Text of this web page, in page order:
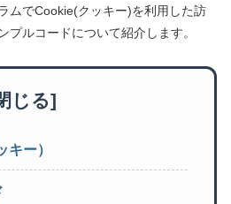
ムでCookie(クッキー)を利用した訪
プルコードについて紹介します。
ー）